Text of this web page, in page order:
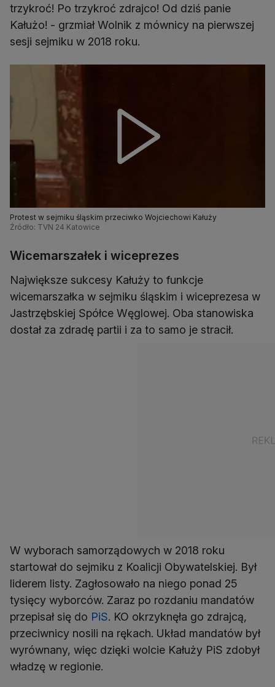
trzykroć! Po trzykroć zdrajco! Od dziś panie
Kałużo! - grzmiał Wolnik z mównicy na pierwszej
sesji sejmiku w 2018 roku.
Protest w sejmiku śląskim przeciwko Wojciechowi Kałuży
Źródło: TVN 24 Katowice
Wicemarszałek i wiceprezes
Największe sukcesy Kałuży to funkcje
wicemarszałka w sejmiku śląskim i wiceprezesa w
Jastrzębskiej Spółce Węglowej. Oba stanowiska
dostał za zdradę partii i za to samo je stracił.
W wyborach samorządowych w 2018 roku
startował do sejmiku z Koalicji Obywatelskiej. Był
liderem listy. Zagłosowało na niego ponad 25
tysięcy wyborców. Zaraz po rozdaniu mandatów
przepisał się do PiS. KO okrzyknęła go zdrajcą,
przeciwnicy nosili na rękach. Układ mandatów był
wyrównany, więc dzięki wolcie Kałuży PiS zdobył
władzę w regionie.